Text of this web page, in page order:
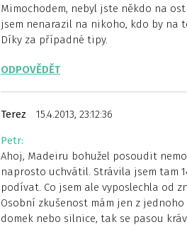
Mimochodem, nebyl jste někdo na
jsem nenarazil na nikoho, kdo by na
Díky za případné tipy.
ODPOVĚDĚT
Terez 15.4.2013, 23:12:36
Petr:
Ahoj, Madeiru bohužel posoudit
naprosto uchvátil. Strávila jsem tam
podívat. Co jsem ale vyposlechla od
Osobní zkušenost mám jen z
domek nebo silnice, tak se pasou